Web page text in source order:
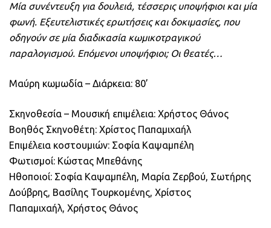
Μία συνέντευξη για δουλειά, τέσσερις υποψήφιοι και μία
φωνή. Εξευτελιστικές ερωτήσεις και δοκιμασίες, που
οδηγούν σε μία διαδικασία κωμικοτραγικού
παραλογισμού. Επόμενοι υποψήφιοι; Οι θεατές…
Μαύρη κωμωδία – Διάρκεια: 80’
Σκηνοθεσία – Μουσική επιμέλεια: Χρήστος Θάνος
Βοηθός Σκηνοθέτη: Χρίστος Παπαμιχαήλ
Επιμέλεια κοστουμιών: Σοφία Καψαμπέλη
Φωτισμοί: Κώστας Μπεθάνης
Ηθοποιοί: Σοφία Καψαμπέλη, Μαρία Ζερβού, Σωτήρης
Δούβρης, Βασίλης Τουρκομένης, Χρίστος
Παπαμιχαήλ, Χρήστος Θάνος